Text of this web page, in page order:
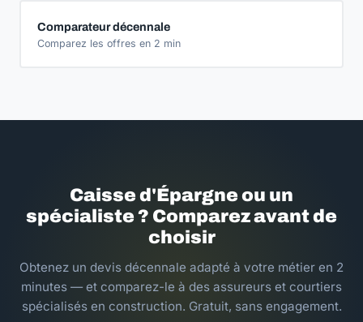
Comparateur décennale
Comparez les offres en 2 min
Caisse d'Épargne ou un
spécialiste ? Comparez avant de
choisir
Obtenez un devis décennale adapté à votre métier en 2
minutes — et comparez-le à des assureurs et courtiers
spécialisés en construction. Gratuit, sans engagement.